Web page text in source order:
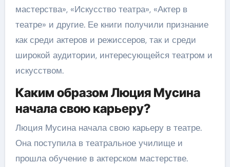
мастерства», «Искусство театра», «Актер в
театре» и другие. Ее книги получили признание
как среди актеров и режиссеров, так и среди
широкой аудитории, интересующейся театром и
искусством.
Каким образом Люция Мусина
начала свою карьеру?
Люция Мусина начала свою карьеру в театре.
Она поступила в театральное училище и
прошла обучение в актерском мастерстве.